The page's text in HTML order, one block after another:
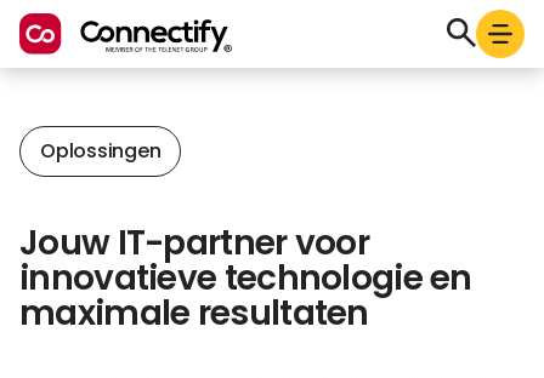
Oplossingen
Jouw IT-partner voor
innovatieve technologie en
maximale resultaten